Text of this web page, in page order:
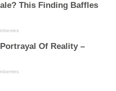
This Finding Baffles
Of Reality –